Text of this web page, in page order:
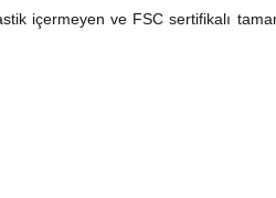
içermeyen ve FSC sertifikalı